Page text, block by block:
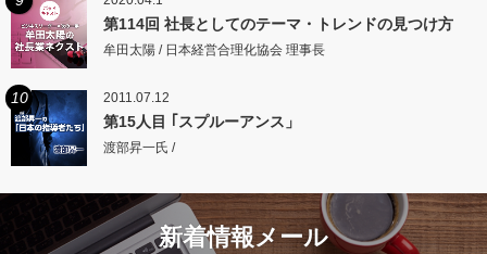
第114回 社長としてのテーマ・トレンドの見つけ方
牟田太陽 / 日本経営合理化協会 理事長
10 2011.07.12
第15人目 ｢スプルーアンス」
渡部昇一氏 /
新着情報メール